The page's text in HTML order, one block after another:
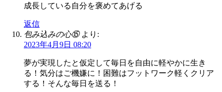
成長している自分を褒めてあげる
返信
包み込みの心⑮ より:
2023年4月9日 08:20
夢が実現したと仮定して毎日を自由に軽やかに生き
る！気分はご機嫌に！困難はフットワーク軽くクリア
する！そんな毎日を送る！